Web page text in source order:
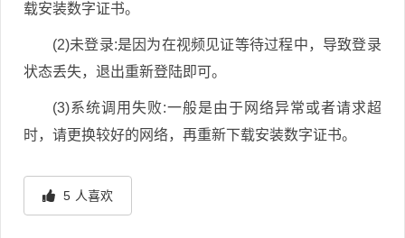
载安装数字证书。
(2)未登录:是因为在视频见证等待过程中，导致登录
状态丢失，退出重新登陆即可。
(3)系统调用失败:一般是由于网络异常或者请求超
时，请更换较好的网络，再重新下载安装数字证书。
5 人喜欢